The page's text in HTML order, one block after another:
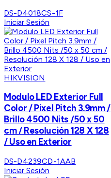
DS-D4018CS-1F
Iniciar Sesión
HIKVISION
Modulo LED Exterior Full
Color / Pixel Pitch 3.9mm /
Brillo 4500 Nits /50 x 50
cm / Resolución 128 X 128
/ Uso en Exterior
DS-D4239CD-1AAB
Iniciar Sesión